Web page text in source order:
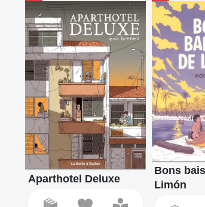
Aparthotel Deluxe
Bons
Limón